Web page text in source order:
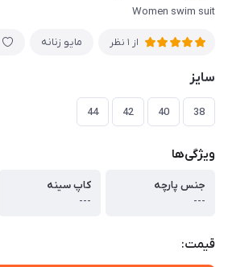
Women swim suit
از 1 نظر مایو زنانه
سایز
38
40
42
44
ویژگی‌ها
جنس پارچه
---
کاپ سینه
---
قیمت: